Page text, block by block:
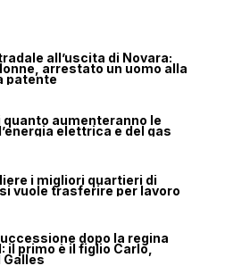
all’uscita di Novara:
arrestato un uomo alla
patente
quanto aumenteranno le
elettrica e del gas
i migliori quartieri di
vuole trasferire per lavoro
dopo la regina
il primo è il figlio Carlo,
Galles